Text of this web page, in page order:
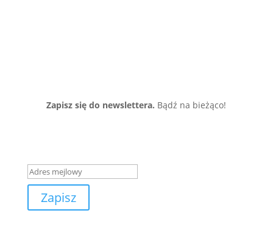
Zapisz się do newslettera. Bądź na bieżąco!
Zapisz